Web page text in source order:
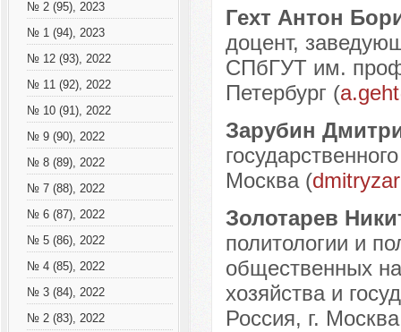
№ 2 (95), 2023
№ 1 (94), 2023
№ 12 (93), 2022
№ 11 (92), 2022
№ 10 (91), 2022
№ 9 (90), 2022
№ 8 (89), 2022
№ 7 (88), 2022
№ 6 (87), 2022
№ 5 (86), 2022
№ 4 (85), 2022
№ 3 (84), 2022
№ 2 (83), 2022
Гехт Антон
доцент,
СПбГУТ им.
Петербург (
Зарубин
Москва (
Золотарев
политологии и
общественных
хозяйства и
Россия, г.